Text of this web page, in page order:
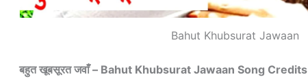
Bahut Khubsurat Jawaan
बहुत खूबसूरत जवाँ – Bahut Khubsurat Jawaan Song Credits